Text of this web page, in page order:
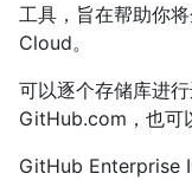
工具，旨在帮助你
Cloud。
可以逐个存储库进
GitHub.com，也可
GitHub Enterprise